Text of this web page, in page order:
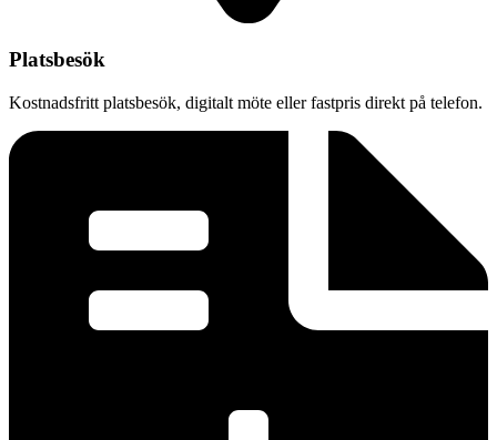
Platsbesök
Kostnadsfritt platsbesök, digitalt möte eller fastpris direkt på telefon.